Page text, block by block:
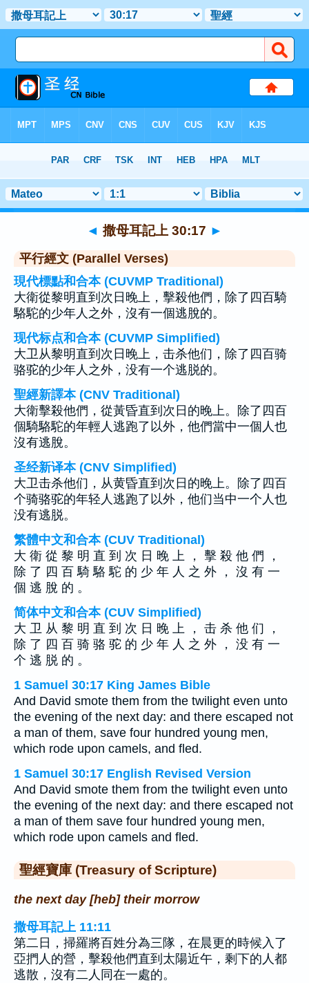
章 30 > 聖經金句 17
◄ 撒母耳記上 30:17 ►
平行經文 (Parallel Verses)
現代標點和合本 (CUVMP Traditional)
大衛從黎明直到次日晚上，擊殺他們，除了四百騎
駱駝的少年人之外，沒有一個逃脫的。
现代标点和合本 (CUVMP Simplified)
大卫从黎明直到次日晚上，击杀他们，除了四百骑
骆驼的少年人之外，没有一个逃脱的。
聖經新譯本 (CNV Traditional)
大衛擊殺他們，從黃昏直到次日的晚上。除了四百
個騎駱駝的年輕人逃跑了以外，他們當中一個人也
沒有逃脫。
圣经新译本 (CNV Simplified)
大卫击杀他们，从黄昏直到次日的晚上。除了四百
个骑骆驼的年轻人逃跑了以外，他们当中一个人也
没有逃脱。
繁體中文和合本 (CUV Traditional)
大 衛 從 黎 明 直 到 次 日 晚 上 ， 擊 殺 他 們 ，
除 了 四 百 騎 駱 駝 的 少 年 人 之 外 ， 沒 有 一
個 逃 脫 的 。
简体中文和合本 (CUV Simplified)
大 卫 从 黎 明 直 到 次 日 晚 上 ， 击 杀 他 们 ，
除 了 四 百 骑 骆 驼 的 少 年 人 之 外 ， 没 有 一
个 逃 脱 的 。
1 Samuel 30:17 King James Bible
And David smote them from the twilight even unto
the evening of the next day: and there escaped not
a man of them, save four hundred young men,
which rode upon camels, and fled.
1 Samuel 30:17 English Revised Version
And David smote them from the twilight even unto
the evening of the next day: and there escaped not
a man of them save four hundred young men,
which rode upon camels and fled.
聖經寶庫 (Treasury of Scripture)
the next day [heb] their morrow
撒母耳記上 11:11
第二日，掃羅將百姓分為三隊，在晨更的時候入了
亞捫人的營，擊殺他們直到太陽近午，剩下的人都
逃散，沒有二人同在一處的。